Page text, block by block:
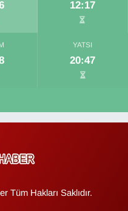
12:17
YATSI
20:47
Tüm Hakları Saklıdır.